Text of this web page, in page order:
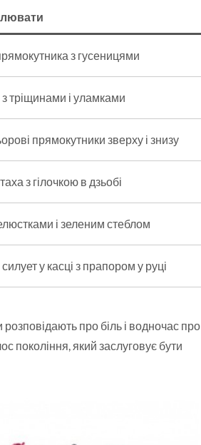
з гусеницями
з тріщинами і уламками
прямокутники зверху і знизу
з гілочкою в дзьобі
і зеленим стеблом
у касці з прапором у руці
про біль і водночас про
покоління, який заслуговує бути